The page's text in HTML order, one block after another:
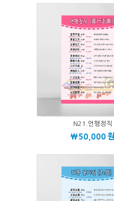
N21.언행정직
\50,000